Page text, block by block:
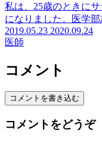
私は、25歳のときに
になりました。医学
2019.05.23 2020.09.24
医師
コメント
コメントを書き込む
コメントをどうぞ